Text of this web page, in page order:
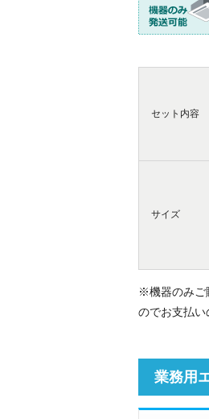
セット内容
サイズ
※機器のみご
のでお支払い
業務用